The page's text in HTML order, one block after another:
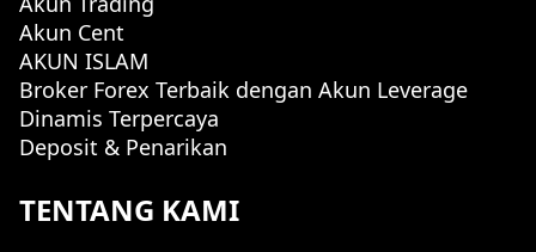
Akun Cent
AKUN ISLAM
Broker Forex Terbaik dengan Akun Leverage
Dinamis Terpercaya
Deposit & Penarikan
TENTANG KAMI